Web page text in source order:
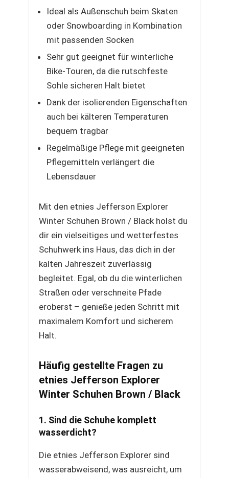
Ideal als Außenschuh beim Skaten
oder Snowboarding in Kombination
mit passenden Socken
Sehr gut geeignet für winterliche
Bike-Touren, da die rutschfeste
Sohle sicheren Halt bietet
Dank der isolierenden Eigenschaften
auch bei kälteren Temperaturen
bequem tragbar
Regelmäßige Pflege mit geeigneten
Pflegemitteln verlängert die
Lebensdauer
Mit den etnies Jefferson Explorer
Winter Schuhen Brown / Black holst du
dir ein vielseitiges und wetterfestes
Schuhwerk ins Haus, das dich in der
kalten Jahreszeit zuverlässig
begleitet. Egal, ob du die winterlichen
Straßen oder verschneite Pfade
eroberst – genieße jeden Schritt mit
maximalem Komfort und sicherem
Halt.
Häufig gestellte Fragen zu
etnies Jefferson Explorer
Winter Schuhen Brown / Black
1. Sind die Schuhe komplett
wasserdicht?
Die etnies Jefferson Explorer sind
wasserabweisend, was ausreicht, um